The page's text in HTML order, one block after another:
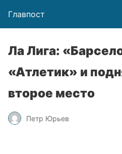
Главпост
Ла Лига:
«Атлетик» и
второе место
Петр Юрьев